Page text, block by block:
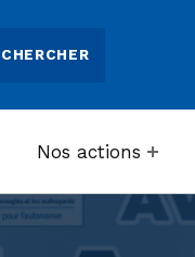
Nos actions